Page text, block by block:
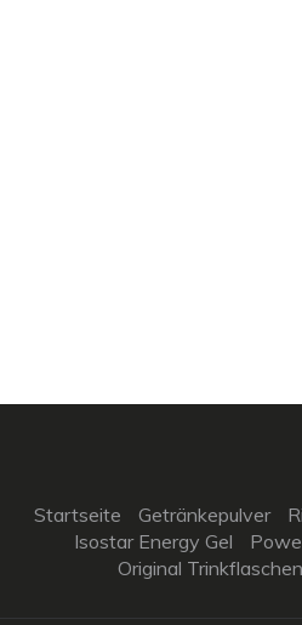
Startseite Getränkepulver
Isostar Energy Gel
Original Trinkflaschen